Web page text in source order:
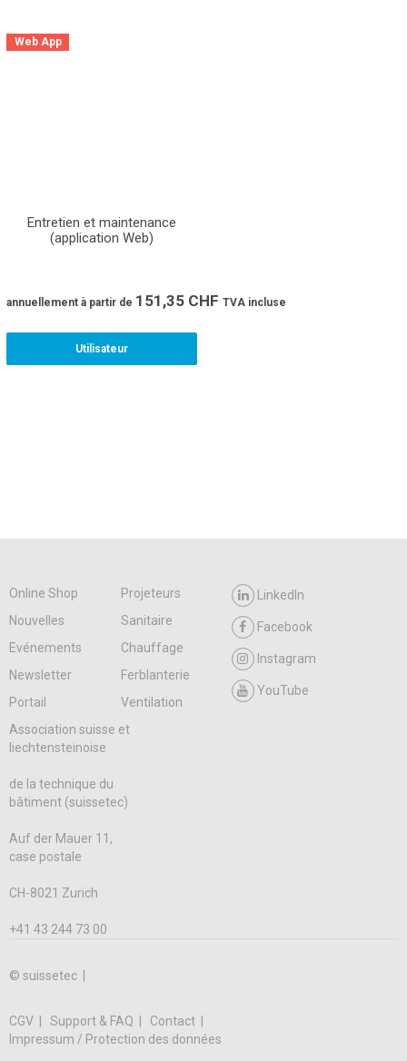
Web App
Entretien et maintenance
(application Web)
annuellement à partir de 151,35 CHF TVA incluse
Utilisateur
Online Shop
Projeteurs
Nouvelles
Sanitaire
Evénements
Chauffage
Newsletter
Ferblanterie
Portail
Ventilation
LinkedIn
Facebook
Instagram
YouTube
Association suisse et
liechtensteinoise
de la technique du
bâtiment (suissetec)
Auf der Mauer 11,
case postale
CH-8021 Zurich
+41 43 244 73 00
© suissetec |
CGV Support & FAQ
Contact
Impressum / Protection des données